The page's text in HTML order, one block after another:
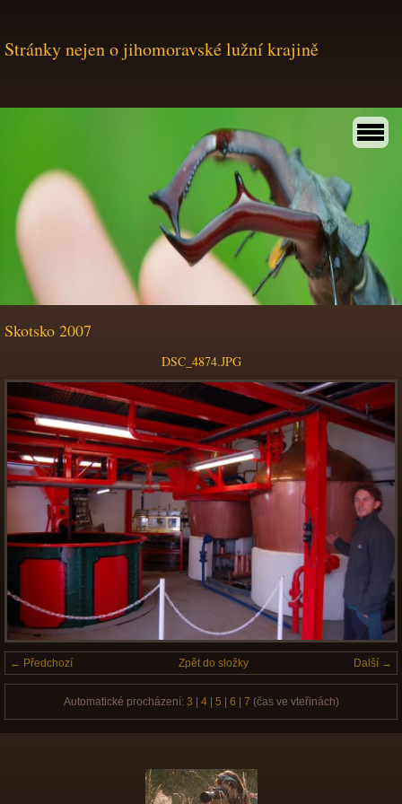
Stránky nejen o jihomoravské lužní krajině
Skotsko 2007
DSC_4874.JPG
← Předchozí Další →
Zpět do složky
Automatické procházení: 3 4| 5 6 7 (čas ve vteřinách)